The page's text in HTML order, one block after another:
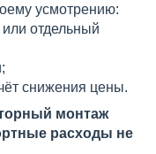
усмотрению:
отдельный
снижения цены.
монтаж
расходы не